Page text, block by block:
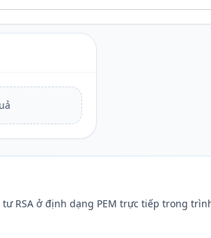
RSA ở định dạng PEM trực tiếp trong